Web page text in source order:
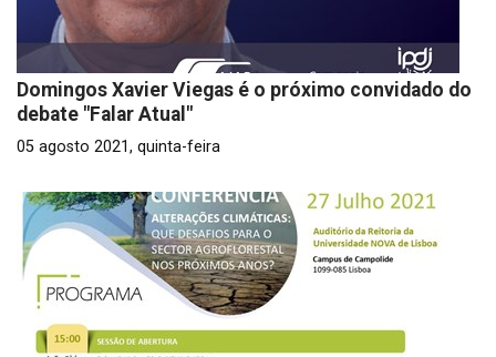
Domingos Xavier Viegas é o próximo convidado do
debate "Falar Atual"
05 agosto 2021, quinta-feira